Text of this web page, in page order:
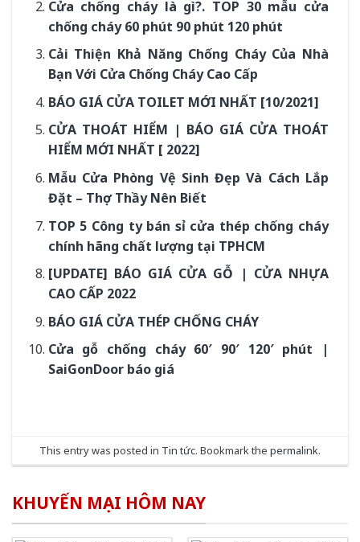
Cửa chống cháy là gì?. TOP 30 mẫu cửa
chống cháy 60 phút 90 phút 120 phút
Cải Thiện Khả Năng Chống Cháy Của Nhà
Bạn Với Cửa Chống Cháy Cao Cấp
BÁO GIÁ CỬA TOILET MỚI NHẤT [10/2021]
CỬA THOÁT HIỂM | BÁO GIÁ CỬA THOÁT
HIỂM MỚI NHẤT [ 2022]
Mẫu Cửa Phòng Vệ Sinh Đẹp Và Cách Lắp
Đặt – Thợ Thầy Nên Biết
TOP 5 Công ty bán sỉ cửa thép chống cháy
chính hãng chất lượng tại TPHCM
[UPDATE] BÁO GIÁ CỬA GỖ | CỬA NHỰA
CAO CẤP 2022
BÁO GIÁ CỬA THÉP CHỐNG CHÁY
Cửa gỗ chống cháy 60′ 90′ 120′ phút |
SaiGonDoor báo giá
This entry was posted in Tin tức. Bookmark the permalink.
KHUYẾN MẠI HÔM NAY